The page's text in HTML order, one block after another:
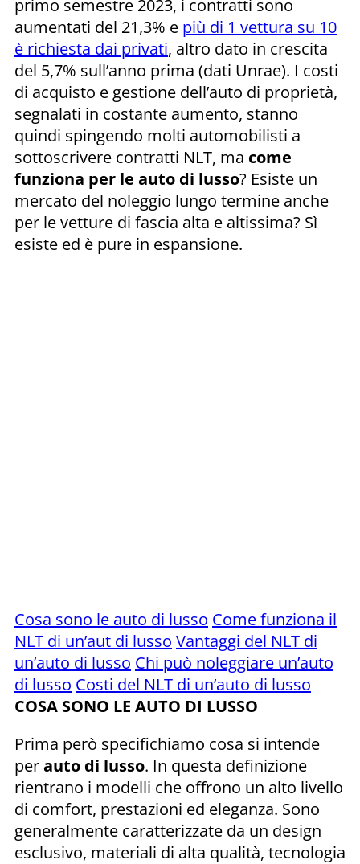
primo semestre 2023, i contratti sono
aumentati del 21,3% e più di 1 vettura su 10
è richiesta dai privati, altro dato in crescita
del 5,7% sull’anno prima (dati Unrae). I costi
di acquisto e gestione dell’auto di proprietà,
segnalati in costante aumento, stanno
quindi spingendo molti automobilisti a
sottoscrivere contratti NLT, ma come
funziona per le auto di lusso? Esiste un
mercato del noleggio lungo termine anche
per le vetture di fascia alta e altissima? Sì
esiste ed è pure in espansione.
Cosa sono le auto di lusso Come funziona il
NLT di un’aut di lusso Vantaggi del NLT di
un’auto di lusso Chi può noleggiare un’auto
di lusso Costi del NLT di un’auto di lusso
COSA SONO LE AUTO DI LUSSO
Prima però specifichiamo cosa si intende
perauto di lusso. In questa definizione
rientrano i modelli che offrono un alto livello
di comfort, prestazioni ed eleganza. Sono
generalmente caratterizzate da un design
esclusivo, materiali di alta qualità, tecnologia